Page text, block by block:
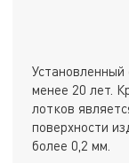
менее 20 лет.
лотков
поверхности
более 0,2 мм.